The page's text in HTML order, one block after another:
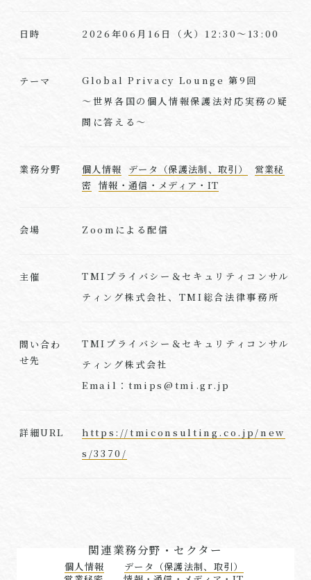
日時 2026年06月16日（火）12:30～13:00
テーマ
Global Privacy Lounge 第9回
～世界各国の個人情報保護法対応実務の疑
問に答える～
業務分野 個人情報 データ（保護法制、取引）
営業秘
密 情報・通信・メディア・IT
会場 Zoomによる配信
主催
TMIプライバシー＆セキュリティコンサル
ティング株式会社、TMI総合法律事務所
問い合わ
せ先
TMIプライバシー＆セキュリティコンサル
ティング株式会社
Email：tmips@tmi.gr.jp
詳細URL
https://tmiconsulting.co.jp/new
s/3370/
関連業務分野・セクター
個人情報
データ（保護法制、取引）